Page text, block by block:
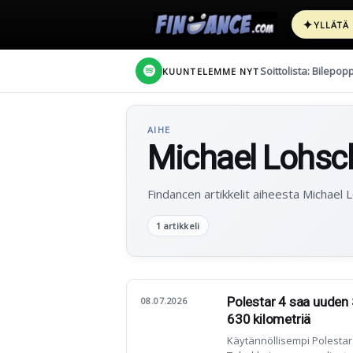
✦YLLÄTÄ
KUUNTELEMME NYT Soittolista:
AIHE
Michael
Findancen artikkelit aiheesta Michael
1 artikkeli
08.07.2026
Polestar 4 saa
630 kilometriä
Käytännöllisempi